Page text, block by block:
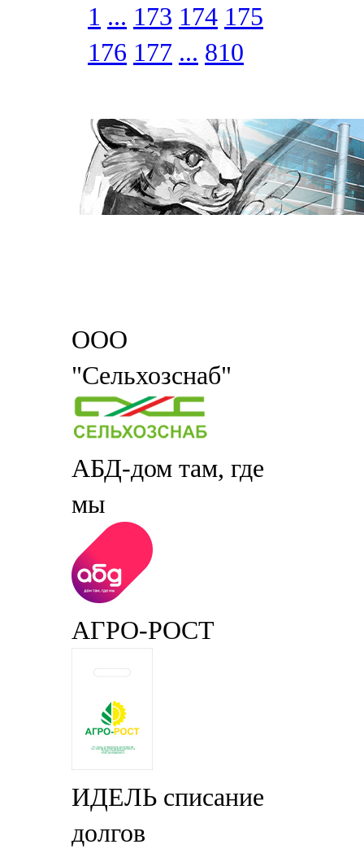
1 ... 173 174 175
176 177 ... 810
ООО
"Сельхозснаб"
АБД-дом там, где
мы
АГРО-РОСТ
ИДЕЛЬ списание
долгов